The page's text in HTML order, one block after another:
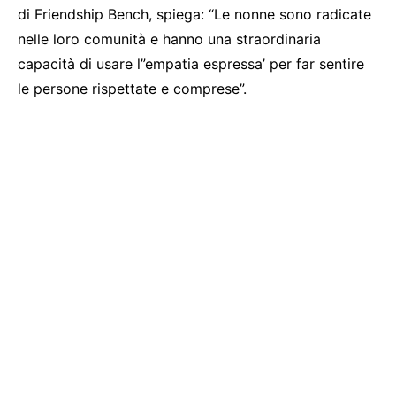
di Friendship Bench, spiega: “Le nonne sono radicate
nelle loro comunità e hanno una straordinaria
capacità di usare l”empatia espressa’ per far sentire
le persone rispettate e comprese”.